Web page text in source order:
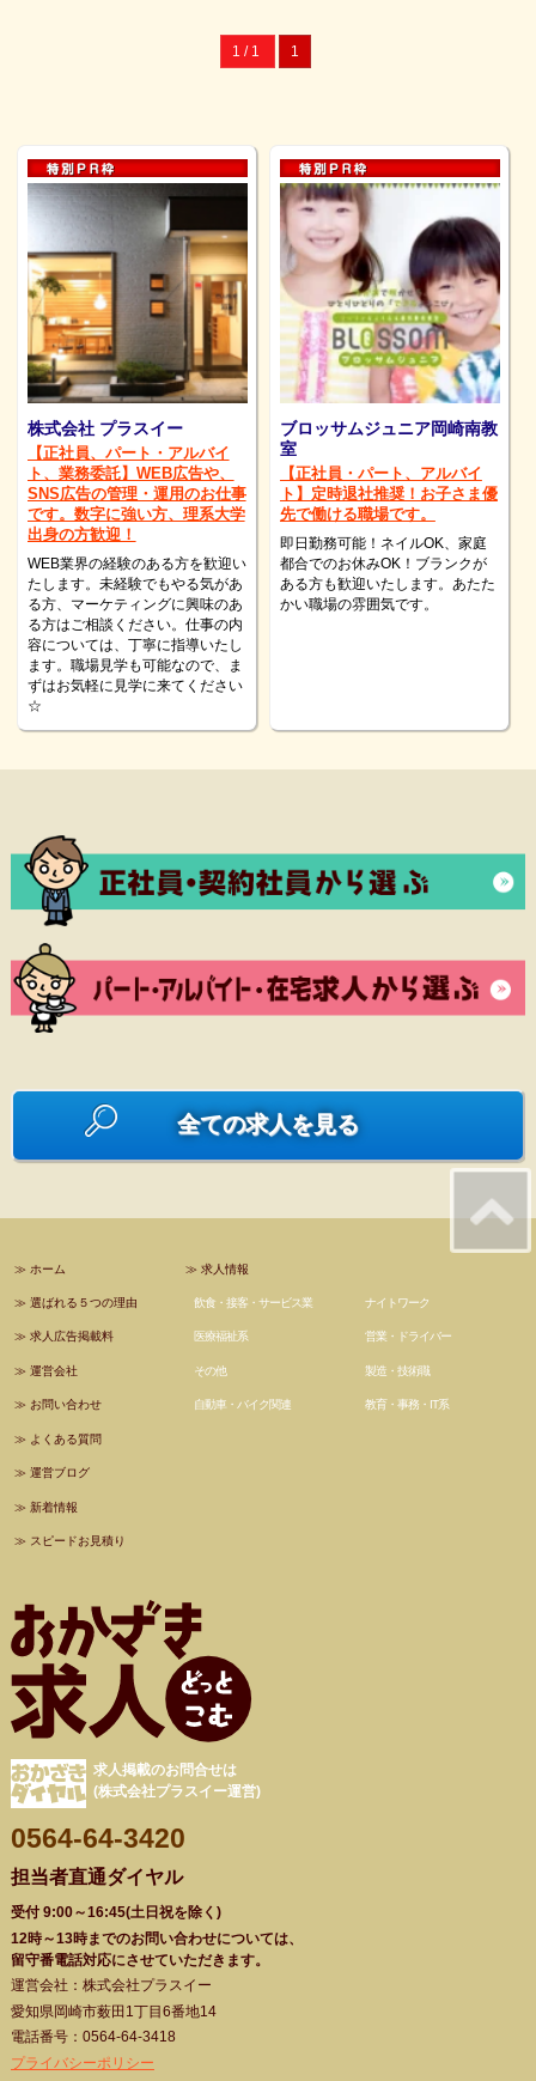
1 / 1 1
株式会社 プラスイー
【正社員、パート・アルバイ
ト、業務委託】WEB広告や、
SNS広告の管理・運用のお仕事
です。数字に強い方、理系大学
出身の方歓迎！
WEB業界の経験のある方を歓迎い
たします。未経験でもやる気があ
る方、マーケティングに興味のあ
る方はご相談ください。仕事の内
容については、丁寧に指導いたし
ます。職場見学も可能なので、ま
ずはお気軽に見学に来てください
☆
ブロッサムジュニア岡崎南教
室
【正社員・パート、アルバイ
ト】定時退社推奨！お子さま優
先で働ける職場です。
即日勤務可能！ネイルOK、家庭
都合でのお休みOK！ブランクが
ある方も歓迎いたします。あたた
かい職場の雰囲気です。
全ての求人を見る
≫ ホーム
≫ 選ばれる５つの理由
≫ 求人広告掲載料
≫ 運営会社
≫ お問い合わせ
≫ よくある質問
≫ 運営ブログ
≫ 新着情報
≫ スピードお見積り
≫求人情報
飲食・接客・サービス業
医療福祉系
その他
自動車・バイク関連
ナイトワーク
営業・ドライバー
製造・技術職
教育・事務・IT系
求人掲載のお問合せは
(株式会社プラスイー運営)
0564-64-3420
担当者直通ダイヤル
受付 9:00～16:45(土日祝を除く)
12時～13時までのお問い合わせについては、
留守番電話対応にさせていただきます。
運営会社：株式会社プラスイー
愛知県岡崎市薮田1丁目6番地14
電話番号：0564-64-3418
プライバシーポリシー